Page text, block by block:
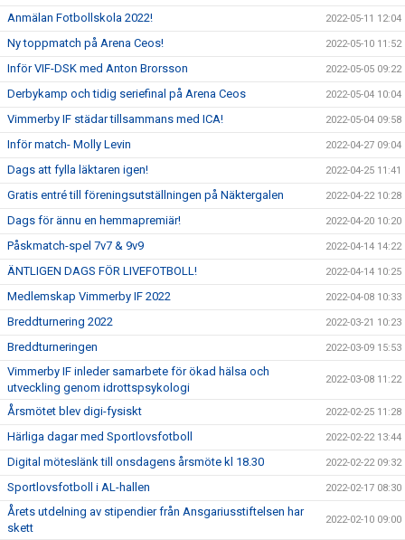
Anmälan Fotbollskola 2022! 2022-05-11 12:04
Ny toppmatch på Arena Ceos! 2022-05-10 11:52
Inför VIF-DSK med Anton Brorsson 2022-05-05 09:22
Derbykamp och tidig seriefinal på Arena Ceos 2022-05-04 10:04
Vimmerby IF städar tillsammans med ICA! 2022-05-04 09:58
Inför match- Molly Levin 2022-04-27 09:04
Dags att fylla läktaren igen! 2022-04-25 11:41
Gratis entré till föreningsutställningen på Näktergalen 2022-04-22 10:28
Dags för ännu en hemmapremiär! 2022-04-20 10:20
Påskmatch-spel 7v7 & 9v9 2022-04-14 14:22
ÄNTLIGEN DAGS FÖR LIVEFOTBOLL! 2022-04-14 10:25
Medlemskap Vimmerby IF 2022 2022-04-08 10:33
Breddturnering 2022 2022-03-21 10:23
Breddturneringen 2022-03-09 15:53
Vimmerby IF inleder samarbete för ökad hälsa och
utveckling genom idrottspsykologi
2022-03-08 11:22
Årsmötet blev digi-fysiskt 2022-02-25 11:28
Härliga dagar med Sportlovsfotboll 2022-02-22 13:44
Digital möteslänk till onsdagens årsmöte kl 18.30 2022-02-22 09:32
Sportlovsfotboll i AL-hallen 2022-02-17 08:30
Årets utdelning av stipendier från Ansgariusstiftelsen har
skett
2022-02-10 09:00